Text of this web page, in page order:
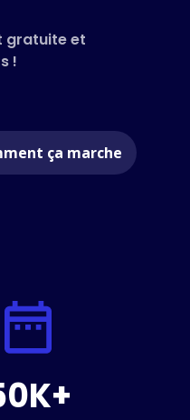
gratuite et
!
ça marche